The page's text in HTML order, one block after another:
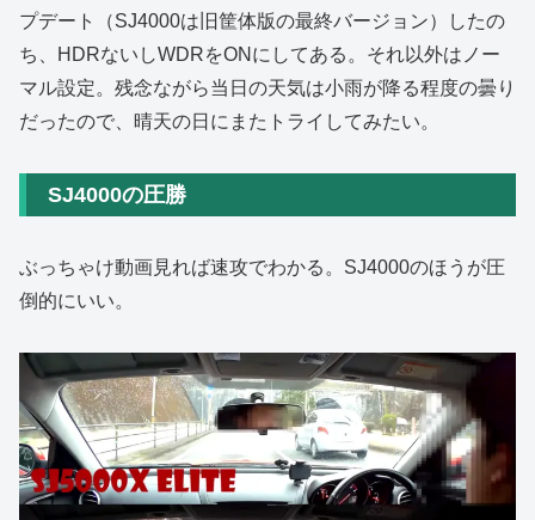
プデート（SJ4000は旧筐体版の最終バージョン）したの
ち、HDRないしWDRをONにしてある。それ以外はノー
マル設定。残念ながら当日の天気は小雨が降る程度の曇り
だったので、晴天の日にまたトライしてみたい。
SJ4000の圧勝
ぶっちゃけ動画見れば速攻でわかる。SJ4000のほうが圧
倒的にいい。